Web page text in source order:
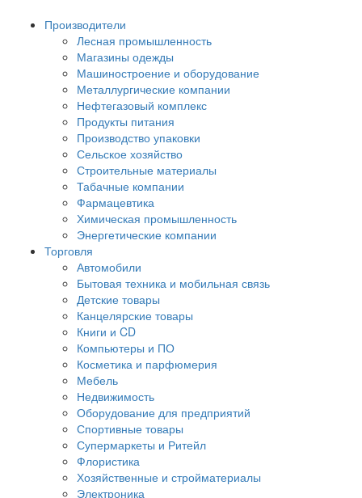
Производители
Лесная промышленность
Магазины одежды
Машиностроение и оборудование
Металлургические компании
Нефтегазовый комплекс
Продукты питания
Производство упаковки
Сельское хозяйство
Строительные материалы
Табачные компании
Фармацевтика
Химическая промышленность
Энергетические компании
Торговля
Автомобили
Бытовая техника и мобильная связь
Детские товары
Канцелярские товары
Книги и CD
Компьютеры и ПО
Косметика и парфюмерия
Мебель
Недвижимость
Оборудование для предприятий
Спортивные товары
Супермаркеты и Ритейл
Флористика
Хозяйственные и стройматериалы
Электроника